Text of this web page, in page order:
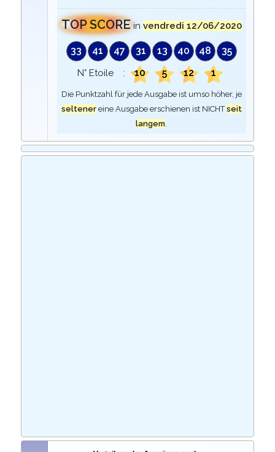
TOP SCORE in vendredi 12/06/2020
33 41 47 31 13 40 48 35
N° Etoile : 10 5 12 1
Die Punktzahl für jede Ausgabe ist umso höher, je
seltenereine Ausgabe erschienen ist NICHTseit
langem.